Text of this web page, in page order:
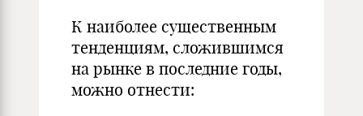
К наиболее существенным
тенденциям, сложившимся
на рынке в последние годы,
можно отнести: